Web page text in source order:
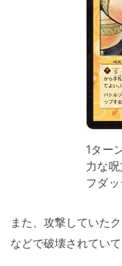
1ター
力な
フダッ
また、攻撃していた
などで破壊されてい